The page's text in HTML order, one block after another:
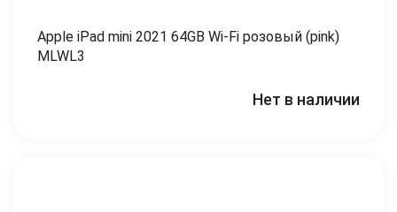
Apple iPad mini 2021 64GB Wi-Fi розовый (pink)
MLWL3
Нет в наличии